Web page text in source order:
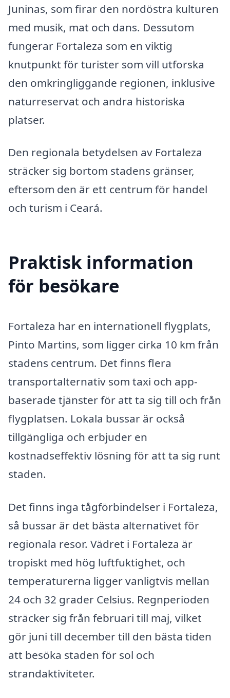
Juninas, som firar den nordöstra kulturen
med musik, mat och dans. Dessutom
fungerar Fortaleza som en viktig
knutpunkt för turister som vill utforska
den omkringliggande regionen, inklusive
naturreservat och andra historiska
platser.
Den regionala betydelsen av Fortaleza
sträcker sig bortom stadens gränser,
eftersom den är ett centrum för handel
och turism i Ceará.
Praktisk information
för besökare
Fortaleza har en internationell flygplats,
Pinto Martins, som ligger cirka 10 km från
stadens centrum. Det finns flera
transportalternativ som taxi och app-
baserade tjänster för att ta sig till och från
flygplatsen. Lokala bussar är också
tillgängliga och erbjuder en
kostnadseffektiv lösning för att ta sig runt
staden.
Det finns inga tågförbindelser i Fortaleza,
så bussar är det bästa alternativet för
regionala resor. Vädret i Fortaleza är
tropiskt med hög luftfuktighet, och
temperaturerna ligger vanligtvis mellan
24 och 32 grader Celsius. Regnperioden
sträcker sig från februari till maj, vilket
gör juni till december till den bästa tiden
att besöka staden för sol och
strandaktiviteter.